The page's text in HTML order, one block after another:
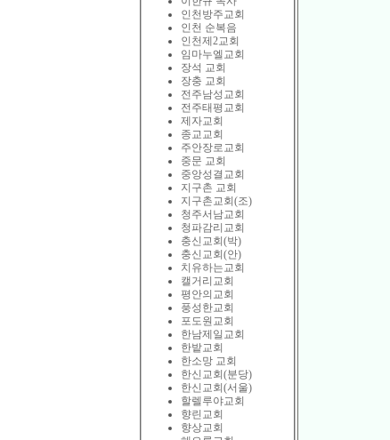
인천방주교회
인천 순복음
인천제2교회
임마누엘교회
장석 교회
장충 교회
전주남성교회
전주태평교회
제자교회
종교교회
주안장로교회
중문 교회
중앙성결교회
지구촌 교회
지구촌교회(조)
청주서남교회
청파감리교회
충신교회(박)
충신교회(안)
치유하는교회
캘거리교회
평안의교회
풍성한교회
포도원교회
한남제일교회
한밭교회
한소망 교회
한신교회(분당)
한신교회(서울)
할렐루야교회
향린교회
향상교회